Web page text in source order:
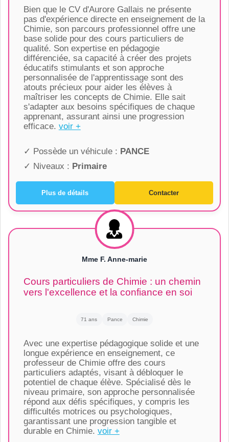
Bien que le CV d'Aurore Gallais ne présente
pas d'expérience directe en enseignement de la
Chimie, son parcours professionnel offre une
base solide pour des cours particuliers de
qualité. Son expertise en pédagogie
différenciée, sa capacité à créer des projets
éducatifs stimulants et son approche
personnalisée de l'apprentissage sont des
atouts précieux pour aider les élèves à
maîtriser les concepts de Chimie. Elle sait
s'adapter aux besoins spécifiques de chaque
apprenant, assurant ainsi une progression
efficace. voir +
✓ Possède un véhicule : PANCE
✓ Niveaux : Primaire
Plus de détails Contacter
Mme F. Anne-marie
Cours particuliers de Chimie : un chemin
vers l'excellence et la confiance en soi
71 ans Pance Chimie
Avec une expertise pédagogique solide et une
longue expérience en enseignement, ce
professeur de Chimie offre des cours
particuliers adaptés, visant à débloquer le
potentiel de chaque élève. Spécialisé dès le
niveau primaire, son approche personnalisée
répond aux défis spécifiques, y compris les
difficultés motrices ou psychologiques,
garantissant une progression tangible et
durable en Chimie. voir +